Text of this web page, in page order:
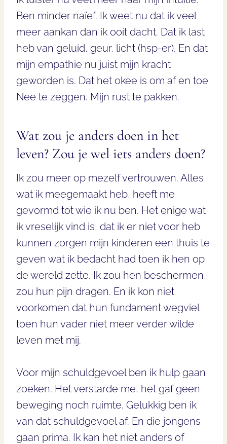
Ben minder naïef. Ik weet nu dat ik veel
meer aankan dan ik ooit dacht. Dat ik last
heb van geluid, geur, licht (hsp-er). En dat
mijn empathie nu juist mijn kracht
geworden is. Dat het okee is om af en toe
Nee te zeggen. Mijn rust te pakken.
Wat zou je anders doen in het
leven? Zou je wel iets anders doen?
Ik zou meer op mezelf vertrouwen. Alles
wat ik meegemaakt heb, heeft me
gevormd tot wie ik nu ben. Het enige wat
ik vreselijk vind is, dat ik er niet voor heb
kunnen zorgen mijn kinderen een thuis te
geven wat ik bedacht had toen ik hen op
de wereld zette. Ik zou hen beschermen,
zou hun pijn dragen. En ik kon niet
voorkomen dat hun fundament wegviel
toen hun vader niet meer verder wilde
leven met mij.
Voor mijn schuldgevoel ben ik hulp gaan
zoeken. Het verstarde me, het gaf geen
beweging noch ruimte. Gelukkig ben ik
van dat schuldgevoel af. En die jongens
gaan prima. Ik kan het niet anders of